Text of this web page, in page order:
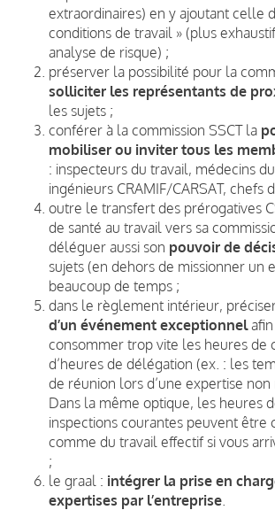
extraordinaires) en y ajoutant celle
conditions de travail » (plus
analyse de risque) ;
préserver la possibilité pour la
solliciter les représentants de
les sujets ;
conférer à la commission SSCT la
mobiliser ou inviter tous les
: inspecteurs du travail, médecins
ingénieurs CRAMIF/CARSAT, chefs
outre le transfert des prérogatives
de santé au travail vers sa
déléguer aussi son pouvoir de
sujets (en dehors de missionner un
beaucoup de temps ;
dans le règlement intérieur,
d’un événement exceptionnelafin
consommer trop vite les heures de
d’heures de délégation (ex. : les
de réunion lors d’une expertise non
Dans la même optique, les heures
inspections courantes peuvent être
comme du travail effectif si vous
;
le graal : intégrer la prise en
expertises par l’entreprise